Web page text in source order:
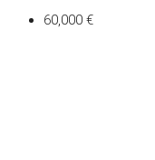
60,000 €